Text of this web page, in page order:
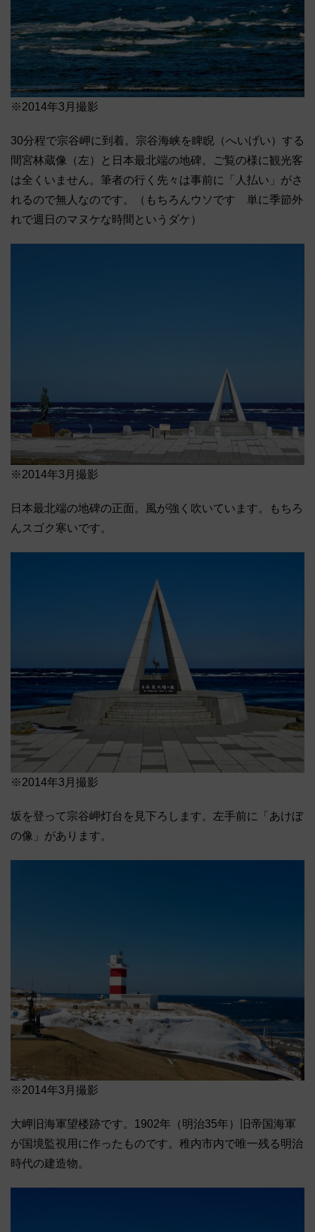
※2014年3月撮影
30分程で宗谷岬に到着。宗谷海峡を睥睨（へいげい）する
間宮林蔵像（左）と日本最北端の地碑。ご覧の様に観光客
は全くいません。筆者の行く先々は事前に「人払い」がさ
れるので無人なのです。（もちろんウソです 単に季節外
れで週日のマヌケな時間というダケ）
※2014年3月撮影
日本最北端の地碑の正面。風が強く吹いています。もちろ
んスゴク寒いです。
※2014年3月撮影
坂を登って宗谷岬灯台を見下ろします。左手前に「あけぼ
の像」があります。
※2014年3月撮影
大岬旧海軍望楼跡です。1902年（明治35年）旧帝国海軍
が国境監視用に作ったものです。稚内市内で唯一残る明治
時代の建造物。